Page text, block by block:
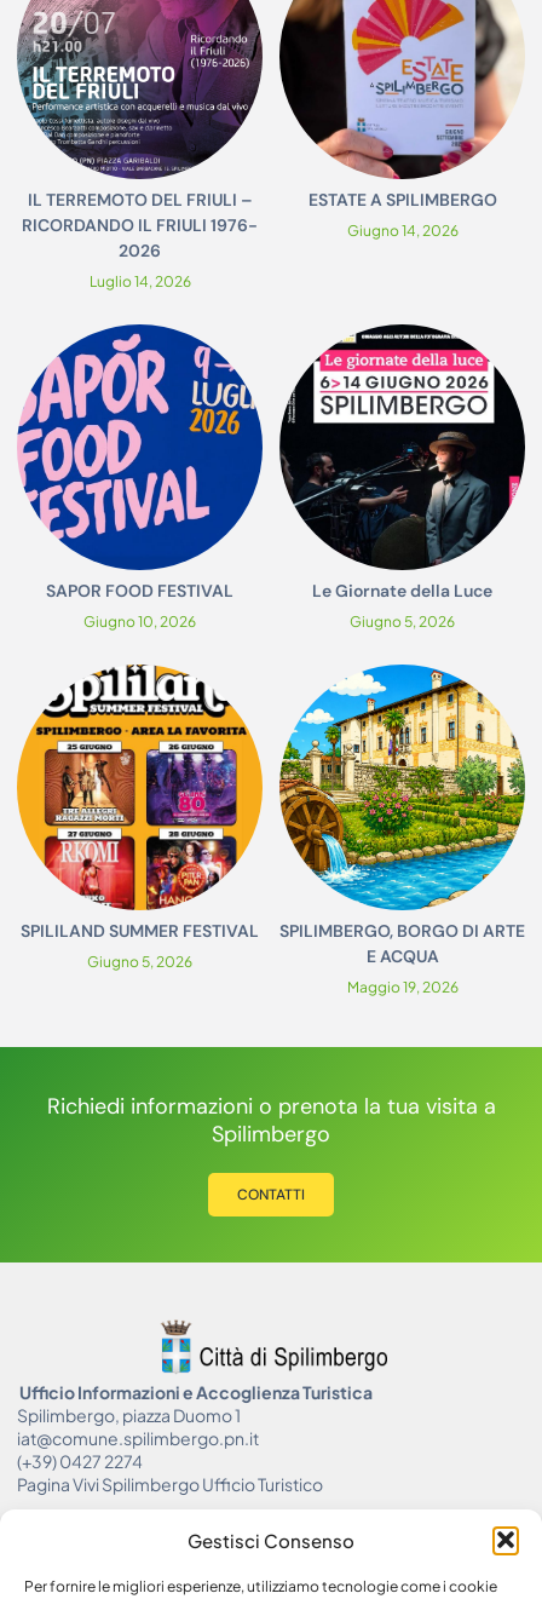
Gestisci Consenso
Per fornire le migliori esperienze, utilizziamo tecnologie come i cookie
IL TERREMOTO DEL FRIULI –
RICORDANDO IL FRIULI 1976-
2026
Luglio 14, 2026
ESTATE A SPILIMBERGO
Giugno 14, 2026
SAPOR FOOD FESTIVAL
Giugno 10, 2026
Le Giornate della Luce
Giugno 5, 2026
SPILILAND SUMMER FESTIVAL
Giugno 5, 2026
SPILIMBERGO, BORGO DI ARTE
E ACQUA
Maggio 19, 2026
Richiedi informazioni o prenota la tua visita a
Spilimbergo
CONTATTI
Ufficio Informazioni e Accoglienza Turistica
Spilimbergo, piazza Duomo 1
iat@comune.spilimbergo.pn.it
(+39) 0427 2274
Pagina Vivi Spilimbergo Ufficio Turistico